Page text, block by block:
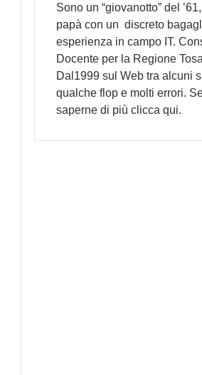
Sono un “giovanotto” del
papà con un discreto
esperienza in campo IT.
Docente per la Regione
Dal1999 sul Web tra alcuni
qualche flop e molti errori.
saperne di più clicca qui.